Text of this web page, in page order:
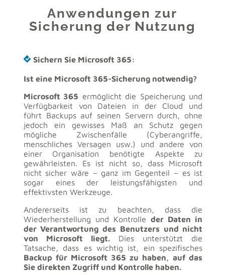
Anwendungen zur
Sicherung der Nutzung
Sichern Sie Microsoft 365:
Ist eine Microsoft 365-Sicherung notwendig?
Microsoft 365 ermöglicht die Speicherung und
Verfügbarkeit von Dateien in der Cloud und
führt Backups auf seinen Servern durch, ohne
jedoch ein gewisses Maß an Schutz gegen
mögliche Zwischenfälle (Cyberangriffe,
menschliches Versagen usw.) und andere von
einer Organisation benötigte Aspekte zu
gewährleisten. Es ist nicht so, dass Microsoft
nicht sicher wäre – ganz im Gegenteil – es ist
sogar eines der leistungsfähigsten und
effektivsten Werkzeuge.
Andererseits ist zu beachten, dass die
Wiederherstellung und Kontrolleder Daten in
der Verantwortung des Benutzers und nicht
von Microsoft liegt.Dies unterstützt die
Tatsache, dass es wichtig ist, ein spezifisches
Backup für Microsoft 365 zu haben, auf das
Sie direkten Zugriff und Kontrolle haben.